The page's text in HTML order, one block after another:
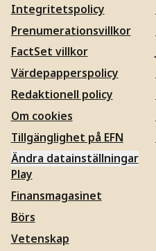
Integritetspolicy
Prenumerationsvillkor
FactSet villkor
Värdepapperspolicy
Redaktionell policy
Om cookies
Tillgänglighet på EFN
Ändra datainställningar
Play
Finansmagasinet
Börs
Vetenskap